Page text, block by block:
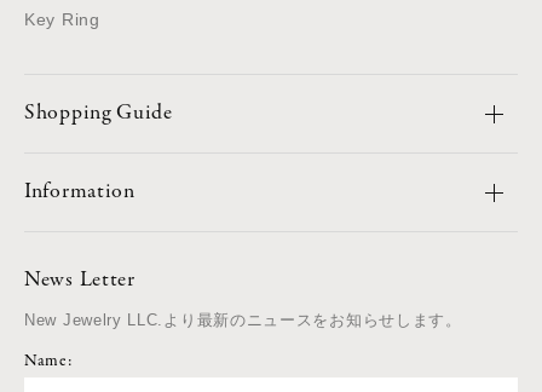
Key Ring
Shopping Guide
Information
News Letter
New Jewelry LLC.より最新のニュースをお知らせします。
Name: